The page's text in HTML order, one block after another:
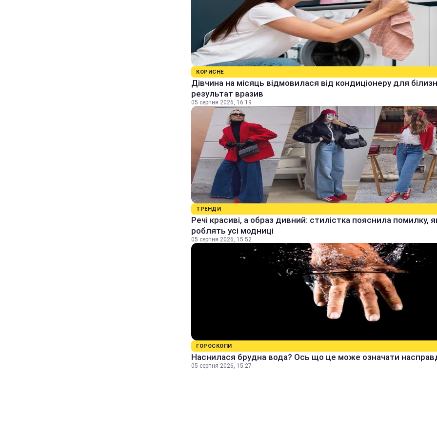
КОРИСНЕ
Дівчина на місяць відмовилася від кондиціонеру для
результат вразив
05 серпня 2026, 16:19
ТРЕНДИ
Речі красиві, а образ дивний: стилістка пояснила помилку,
роблять усі модниці
05 серпня 2026, 15:52
ГОРОСКОПИ
Наснилася брудна вода? Ось що це може означати
05 серпня 2026, 15:27